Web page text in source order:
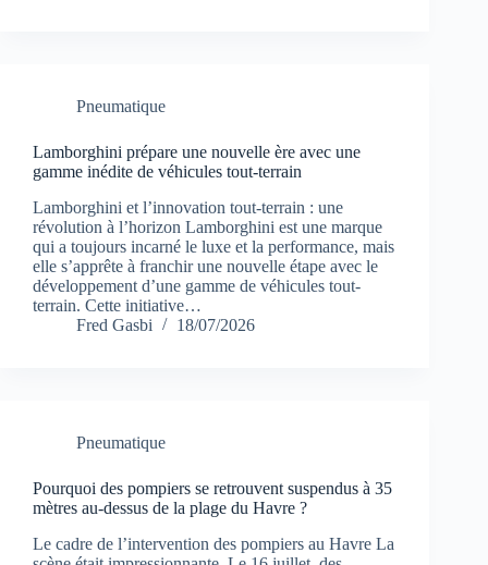
Pneumatique
Lamborghini prépare une nouvelle ère avec une
gamme inédite de véhicules tout-terrain
Lamborghini et l’innovation tout-terrain : une
révolution à l’horizon Lamborghini est une marque
qui a toujours incarné le luxe et la performance, mais
elle s’apprête à franchir une nouvelle étape avec le
développement d’une gamme de véhicules tout-
terrain. Cette initiative…
Fred Gasbi
18/07/2026
Pneumatique
Pourquoi des pompiers se retrouvent suspendus à 35
mètres au-dessus de la plage du Havre ?
Le cadre de l’intervention des pompiers au Havre La